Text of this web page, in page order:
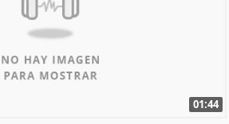
01:44